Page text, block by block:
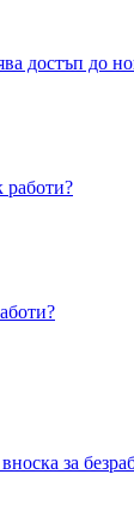
достъп до
работи?
за